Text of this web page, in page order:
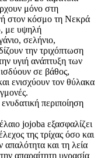
μόνο στη
στον κόσμο τη Νεκρά
με υψηλή
σελήνιο,
την τριχόπτωση
υγιή ανάπτυξη των
σε βάθος,
ενισχύουν τον θύλακα
περιποίηση
jojoba εξασφαλίζει
της τρίχας όσο και
απαλότητα και τη λεία
απαραίτητη υγρασία